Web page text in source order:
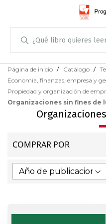
Administración
Antropología
Arqueología
Arquitectura
Artes escénicas
Ciencias
Skip
Página de inicio Catálogo
Economía, finanzas, empresa y
Propiedad y organización de
Organizaciones sin fines de
COMPRAR POR